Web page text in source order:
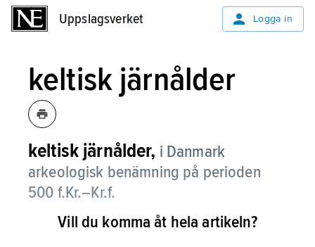
Uppslagsverket Logga in
keltisk järnålder
keltisk järnålder, i Danmark
arkeologisk benämning på perioden
500 f.Kr.–Kr.f.
I övriga nordiska länder kallas perioden
Vill du komma åt hela artikeln?